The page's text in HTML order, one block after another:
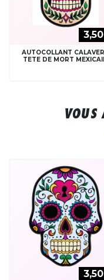
AUTOCOLLANT
TETE DE MORT
VOUS